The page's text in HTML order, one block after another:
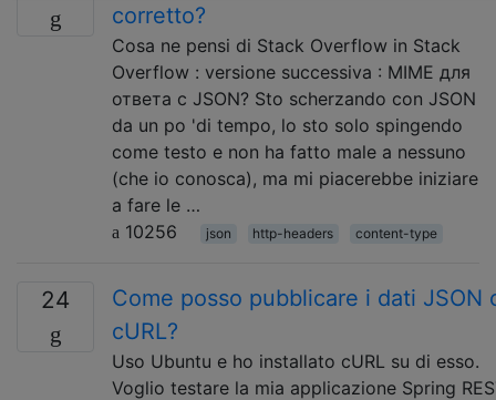
corretto?
Cosa ne pensi di Stack Overflow in Stack
Overflow : versione successiva : MIME для
ответа с JSON? Sto scherzando con JSON
da un po 'di tempo, lo sto solo spingendo
come testo e non ha fatto male a nessuno
(che io conosca), ma mi piacerebbe iniziare
a fare le …
10256
json http-headers content-type
24
Come posso pubblicare i dati JSON
cURL?
Uso Ubuntu e ho installato cURL su di esso.
Voglio testare la mia applicazione Spring